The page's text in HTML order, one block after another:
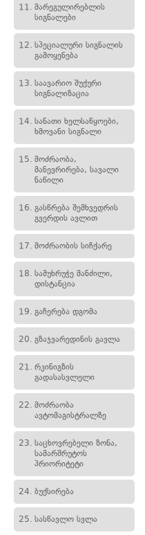
11. მარეგულირებლის
სიგნალები
12. სპეციალური სიგნალის
გამოყენება
13. საავარიო შუქური
სიგნალიზაცია
14. სანათი ხელსაწყოები,
ხმოვანი სიგნალი
15. მოძრაობა,
მანევრირება, სავალი
ნაწილი
16. გასწრება შემხვედრის
გვერდის ავლით
17. მოძრაობის სიჩქარე
18. სამუხრუჭე მანძილი,
დისტანცია
19. გაჩერება დგომა
20. გზაჯვარედინის გავლა
21. რკინიგზის
გადასასვლელი
22. მოძრაობა
ავტომაგისტრალზე
23. საცხოვრებელი ზონა,
სამარშრუტოს
პრიორიტეტი
24. ბუქსირება
25. სასწავლო სვლა